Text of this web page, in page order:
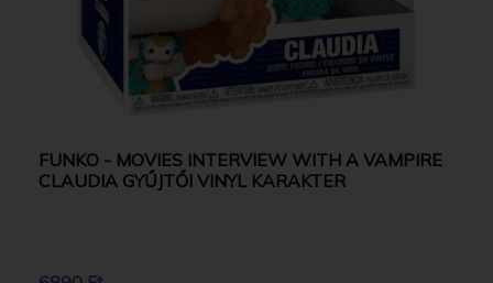
FUNKO - MOVIES INTERVIEW WITH A VAMPIRE
CLAUDIA GYŰJTŐI VINYL KARAKTER